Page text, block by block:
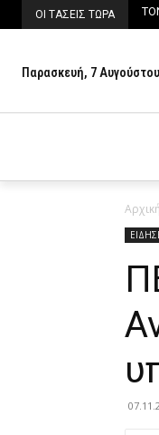
ΟΙ ΤΑΣΕΙΣ ΤΩΡΑ
Παρασκευή, 7
Αρχική